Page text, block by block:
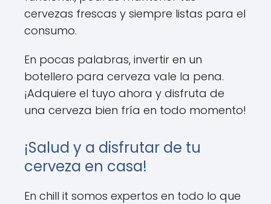
cervezas frescas y siempre listas para el
consumo.
En pocas palabras, invertir en un
botellero para cerveza vale la pena.
¡Adquiere el tuyo ahora y disfruta de
una cerveza bien fría en todo momento!
¡Salud y a disfrutar de tu
cerveza en casa!
En chill it somos expertos en todo lo que